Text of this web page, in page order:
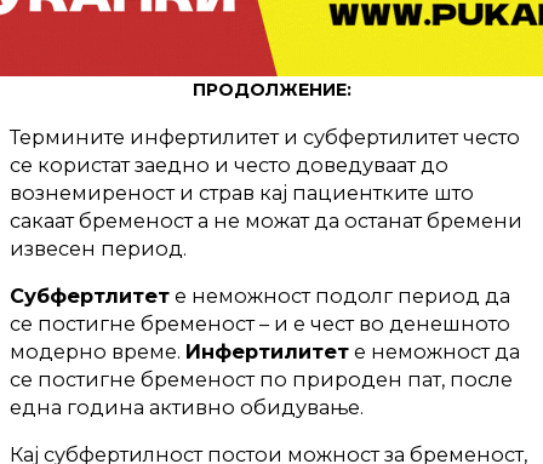
ПРОДОЛЖЕНИЕ:
Термините инфертилитет и субфертилитет често
се користат заедно и често доведуваат до
вознемиреност и страв кај пациентките што
сакаат бременост а не можат да останат бремени
извесен период.
Субфертлитет е неможност подолг период да
се постигне бременост – и е чест во денешното
модерно време. Инфертилитет е неможност да
се постигне бременост по природен пат, после
една година активно обидување.
Кај субфертилност постои можност за бременост,